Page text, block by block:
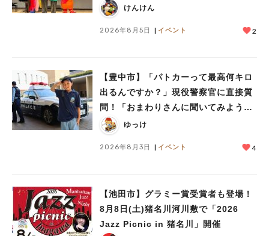
催！テーマは「学校」♪
けんけん
2026年8月5日 イベント 2
【豊中市】「パトカーって最高何キロ
出るんですか？」現役警察官に直接質
問！「おまわりさんに聞いてみよう」
に参加しました
ゆっけ
2026年8月3日 イベント 4
【池田市】グラミー賞受賞者も登場！
8月8日(土)猪名川河川敷で「2026
Jazz Picnic in 猪名川」開催